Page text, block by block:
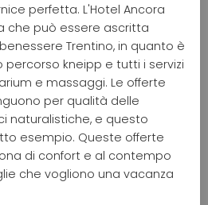
perfetta. L'Hotel Ancora
che può essere ascritta
Trentino, in quanto è
kneipp e tutti i servizi
e massaggi. Le offerte
per qualità delle
naturalistiche, e questo
esempio. Queste offerte
di confort e al contempo
che vogliono una vacanza